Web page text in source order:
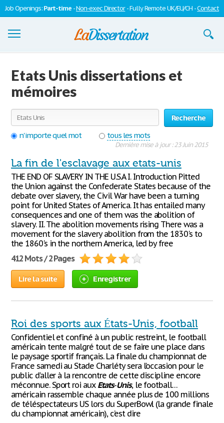
Job Openings:Part-time -Non-exec Director- Fully Remote UK/EU/CH -Contact
S'inscrire
Se connecter
Contactez-nous
Etats Unis dissertations et
mémoires
Recherche
n'importe quel mot
tous les mots
Dernière mise à jour : 23 Juin 2015
La fin de l'esclavage aux etats-unis
THE END OF SLAVERY IN THE U.S.A I. Introduction Pitted
the Union against the Confederate States because of the
debate over slavery, the Civil War have been a turning
point for United States of America. It has entailed many
consequences and one of them was the abolition of
slavery. II. The abolition movements rising There was a
movement for the slavery abolition from the 1830's to
the 1860's in the northern America, led by free
412 Mots / 2 Pages
Lire la suite Enregistrer
Roi des sports aux États-Unis, football
Confidentiel et confiné à un public restreint, le football
américain tente malgré tout de se faire une place dans
le paysage sportif français. La finale du championnat de
France samedi au Stade Charléty sera l’occasion pour le
public d’aller à la rencontre de cette discipline encore
méconnue. Sport roi aux Etats-Unis, le football…
américain rassemble chaque année plus de 100 millions
de téléspectateurs US lors du SuperBowl (la grande finale
du championnat américain), c’est dire